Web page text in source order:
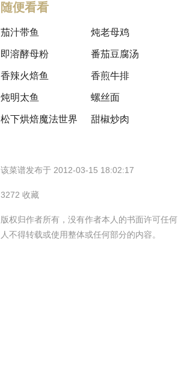
随便看看
茄汁带鱼
即溶酵母粉
香辣火焙鱼
炖明太鱼
松下烘焙魔法世界
炖老母鸡
番茄豆腐汤
香煎牛排
螺丝面
甜椒炒肉
该菜谱发布于 2012-03-15 18:02:17
3272 收藏
版权归作者所有，没有作者本人的书面许可任何
人不得转载或使用整体或任何部分的内容。